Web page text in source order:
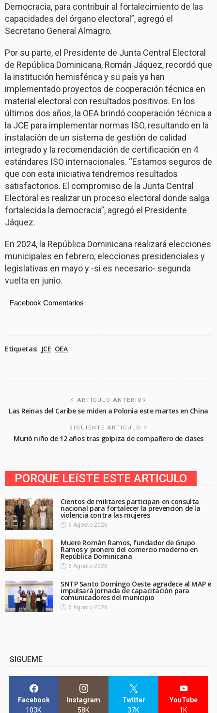
Democracia, para contribuir al fortalecimiento de las
capacidades del órgano electoral”, agregó el
Secretario General Almagro.
Por su parte, el Presidente de Junta Central Electoral
de República Dominicana, Román Jáquez, recordó que
la institución hemisférica y su país ya han
implementado proyectos de cooperación técnica en
material electoral con resultados positivos. En los
últimos dos años, la OEA brindó cooperación técnica a
la JCE para implementar normas ISO, resultando en la
instalación de un sistema de gestión de calidad
integrado y la recomendación de certificación en 4
estándares ISO internacionales. “Estamos seguros de
que con esta iniciativa tendremos resultados
satisfactorios. El compromiso de la Junta Central
Electoral es realizar un proceso electoral donde salga
fortalecida la democracia”, agregó el Presidente
Jáquez.
En 2024, la República Dominicana realizará elecciones
municipales en febrero, elecciones presidenciales y
legislativas en mayo y -si es necesario- segunda
vuelta en junio.
Facebook Comentarios
Etiquetas: JCE OEA
ARTÍCULO ANTERIOR
Las Reinas del Caribe se miden a Polonia este martes en China
SIGUIENTE ARTICULO
Murió niño de 12 años tras golpiza de compañero de clases
PORQUE LEíSTE ESTE ARTICULO
Cientos de militares participan en consulta
nacional para fortalecer la prevención de la
violencia contra las mujeres
6 Agosto 2026
Muere Román Ramos, fundador de Grupo
Ramos y pionero del comercio moderno en
República Dominicana
6 Agosto 2026
SNTP Santo Domingo Oeste agradece al MAP e
impulsará jornada de capacitación para
comunicadores del municipio
6 Agosto 2026
SIGUEME
Facebook
103K
Instagram
58K
Twitter
37K
YouTube
1K